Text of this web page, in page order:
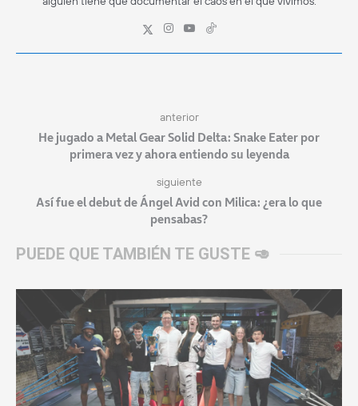
anterior
He jugado a Metal Gear Solid Delta: Snake Eater por
primera vez y ahora entiendo su leyenda
siguiente
Así fue el debut de Ángel Avid con Milica: ¿era lo que
pensabas?
PUEDE QUE TAMBIÉN TE GUSTE 🥑